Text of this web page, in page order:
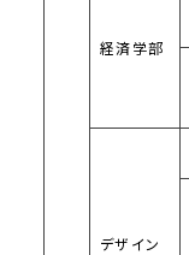
経済学部
デザイン